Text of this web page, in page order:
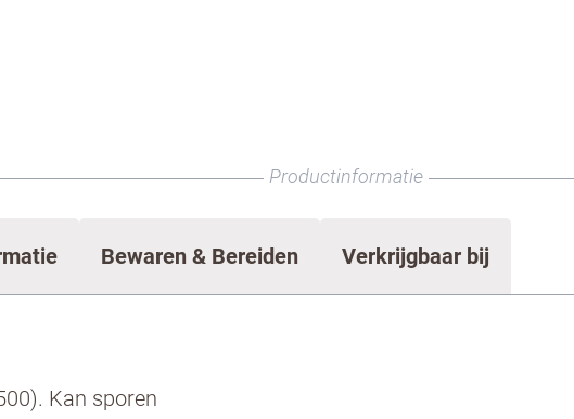
Productinformatie
Bewaren & Bereiden Verkrijgbaar bij
Kan sporen